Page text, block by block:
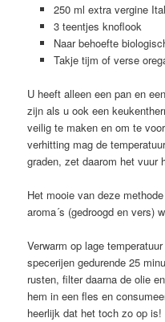
250 ml extra vergine
3 teentjes knoflook
Naar behoefte
Takje tijm of verse
U heeft alleen een pan en
zijn als u ook een
veilig te maken en om te
verhitting mag de
graden, zet daarom het vuur
Het mooie van deze
aroma´s (gedroogd en vers)
Verwarm op lage
specerijen gedurende 25
rusten, filter daarna de olie
hem in een fles en
heerlijk dat het toch zo op is!